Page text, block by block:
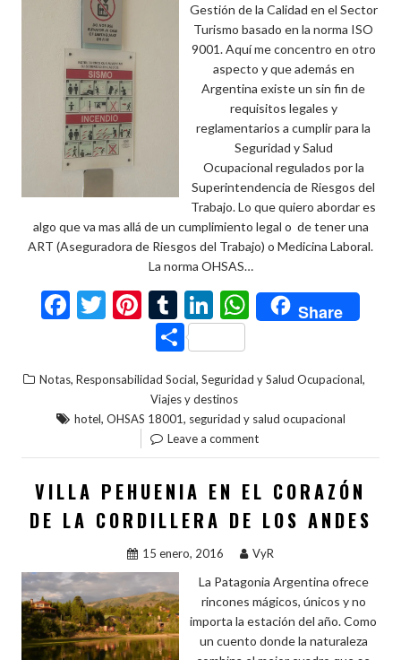
Gestión de la Calidad en el Sector
Turismo basado en la norma ISO
9001. Aquí me concentro en otro
aspecto y que además en
Argentina existe un sin fin de
requisitos legales y
reglamentarios a cumplir para la
Seguridad y Salud
Ocupacional regulados por la
Superintendencia de Riesgos del
Trabajo. Lo que quiero abordar es
algo que va mas allá de un cumplimiento legal o de tener una
ART (Aseguradora de Riesgos del Trabajo) o Medicina Laboral.
La norma OHSAS…
F
b
o
k
T
er
Pi
nt
er
es
t
T
u
m
bl
r
Li
n
ke
dI
n
W
h
s
A
p
p
Share
C
m
p
ar
ti
r
Notas, Responsabilidad Social, Seguridad y Salud Ocupacional,
Viajes y destinos
hotel, OHSAS 18001, seguridad y salud ocupacional
Leave a comment
VILLA PEHUENIA EN EL CORAZÓN
DE LA CORDILLERA DE LOS ANDES
15 enero, 2016 VyR
La Patagonia Argentina ofrece
rincones mágicos, únicos y no
importa la estación del año. Como
un cuento donde la naturaleza